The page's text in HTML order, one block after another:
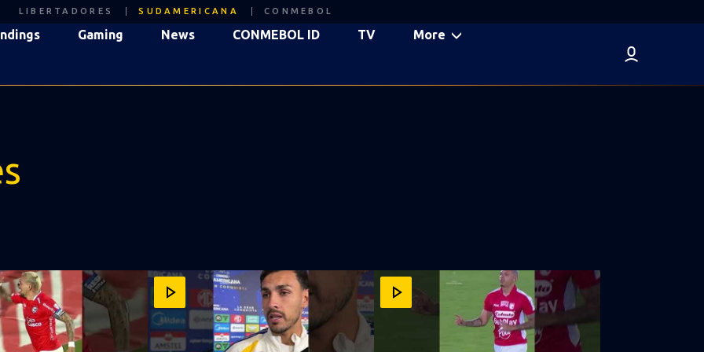
LIBERTADORES SUDAMERICANA CONMEBOL
Gaming News CONMEBOL ID TV More
HISTÓRICA 🇧🇴🙌 CONMEBOL #SUDAMERICANA #LAGRANCONQUISTA
EL DOBLETE PARA CLASIFICAR A CIENCIANO! CONMEBOL #SUDAMERICANA #LAGRANCONQUISTA
🗣️5️⃣ ¡LEANDRO PAREDES Y SU AMOR POR #BOCAJUNIORS! CONMEBOL #SUDAMERICANA
🕰️ ¡EL CAMBIO PERFECTO: FAGÚNDEZ MARCÓ EL 2 A 0